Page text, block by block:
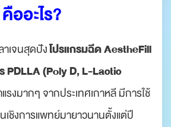
ออะไร?
เจนสุดปังโปรแกรมฉีด AestheFill
PDLLA (Poly D, L-Lactic
งมากๆ จากประเทศเกาหลี มีการใช้
เชิงการแพทย์มายาวนานตั้งแต่ปี